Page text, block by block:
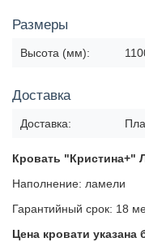
Размеры
Высота (мм):
Доставка
Доставка:
Кровать "Кристина+"
Наполнение: ламели
Гарантийный срок: 18
Цена кровати указана